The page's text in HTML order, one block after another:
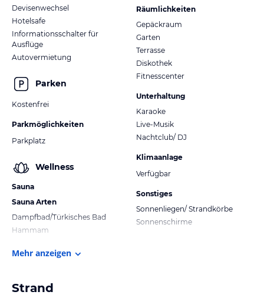
Devisenwechsel
Hotelsafe
Informationsschalter für
Ausflüge
Autovermietung
Parken
Kostenfrei
Parkmöglichkeiten
Parkplatz
Wellness
Sauna
Sauna Arten
Dampfbad/Türkisches Bad
Hammam
Räumlichkeiten
Gepäckraum
Garten
Terrasse
Diskothek
Fitnesscenter
Unterhaltung
Karaoke
Live-Musik
Nachtclub/ DJ
Klimaanlage
Verfügbar
Sonstiges
Sonnenliegen/ Strandkörbe
Sonnenschirme
Mehr anzeigen
Strand